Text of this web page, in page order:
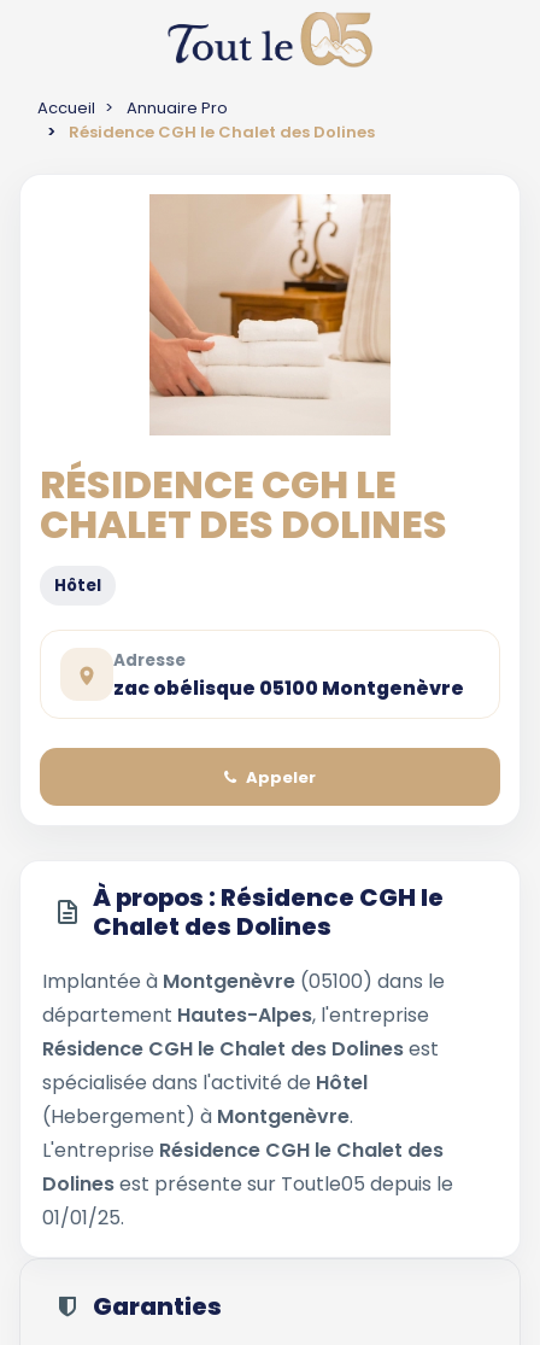
Accueil
Annuaire Pro
Résidence CGH le Chalet des Dolines
RÉSIDENCE CGH LE
CHALET DES DOLINES
Hôtel
Adresse
zac obélisque 05100 Montgenèvre
Appeler
À propos : Résidence CGH le
Chalet des Dolines
Implantée à Montgenèvre (05100) dans le
département Hautes-Alpes, l'entreprise
Résidence CGH le Chalet des Dolinesest
spécialisée dans l'activité de Hôtel
(Hebergement) à Montgenèvre.
L'entreprise Résidence CGH le Chalet des
Dolinesest présente sur Toutle05 depuis le
01/01/25.
Garanties